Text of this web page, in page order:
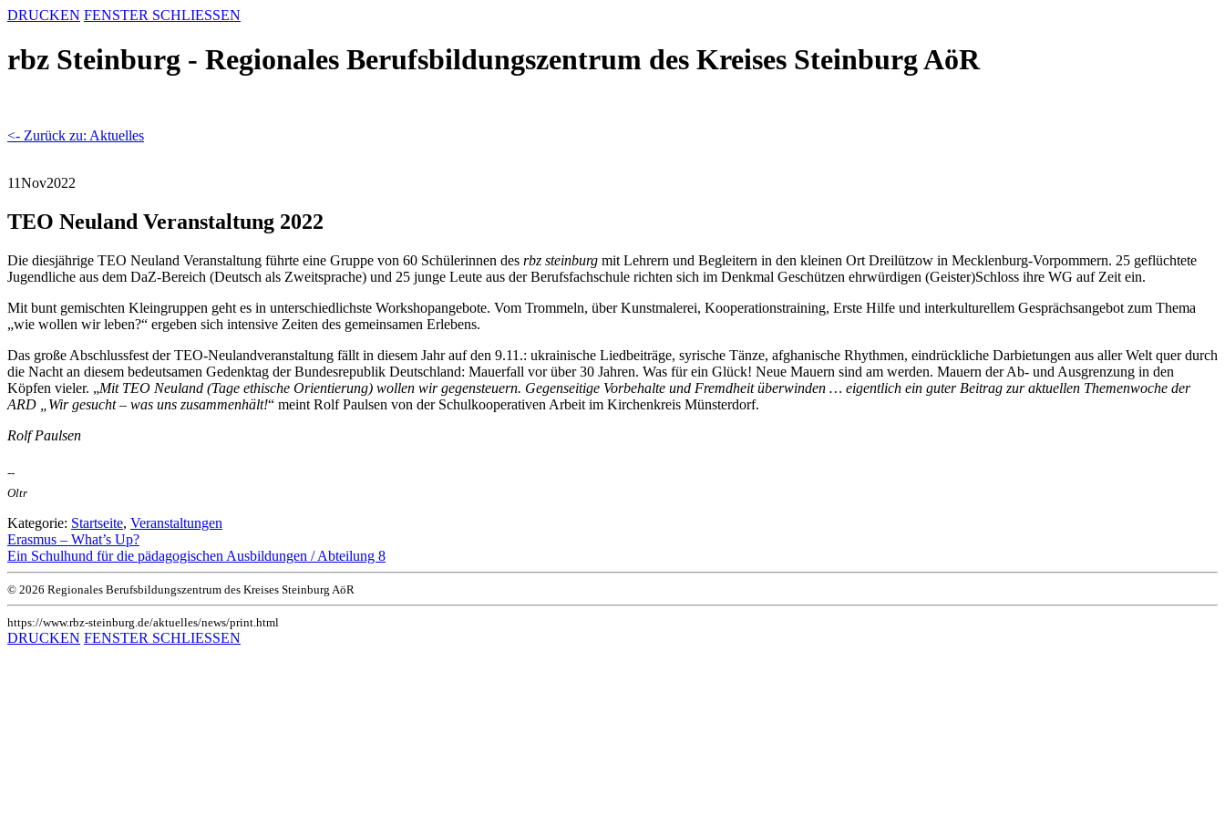
DRUCKEN FENSTER SCHLIESSEN
rbz Steinburg - Regionales Berufsbildungszentrum des Kreises Steinburg AöR
<- Zurück zu: Aktuelles
11Nov2022
TEO Neuland Veranstaltung 2022
Die diesjährige TEO Neuland Veranstaltung führte eine Gruppe von 60 Schülerinnen des rbz steinburg mit Lehrern und Begleitern in den kleinen Ort Dreilützow in Mecklenburg-Vorpommern. 25 geflüchtete
Jugendliche aus dem DaZ-Bereich (Deutsch als Zweitsprache) und 25 junge Leute aus der Berufsfachschule richten sich im Denkmal Geschützen ehrwürdigen (Geister)Schloss ihre WG auf Zeit ein.
Mit bunt gemischten Kleingruppen geht es in unterschiedlichste Workshopangebote. Vom Trommeln, über Kunstmalerei, Kooperationstraining, Erste Hilfe und interkulturellem Gesprächsangebot zum Thema
„wie wollen wir leben?“ ergeben sich intensive Zeiten des gemeinsamen Erlebens.
Das große Abschlussfest der TEO-Neulandveranstaltung fällt in diesem Jahr auf den 9.11.: ukrainische Liedbeiträge, syrische Tänze, afghanische Rhythmen, eindrückliche Darbietungen aus aller Welt quer durch
die Nacht an diesem bedeutsamen Gedenktag der Bundesrepublik Deutschland: Mauerfall vor über 30 Jahren. Was für ein Glück! Neue Mauern sind am werden. Mauern der Ab- und Ausgrenzung in den
Köpfen vieler. „Mit TEO Neuland (Tage ethische Orientierung) wollen wir gegensteuern. Gegenseitige Vorbehalte und Fremdheit überwinden … eigentlich ein guter Beitrag zur aktuellen Themenwoche der
ARD „Wir gesucht – was uns zusammenhält!“ meint Rolf Paulsen von der Schulkooperativen Arbeit im Kirchenkreis Münsterdorf.
Rolf Paulsen
--
Oltr
Kategorie: Startseite, Veranstaltungen
Erasmus – What’s Up?
Ein Schulhund für die pädagogischen Ausbildungen / Abteilung 8
© 2026 Regionales Berufsbildungszentrum des Kreises Steinburg AöR
https://www.rbz-steinburg.de/aktuelles/news/print.html
DRUCKEN FENSTER SCHLIESSEN